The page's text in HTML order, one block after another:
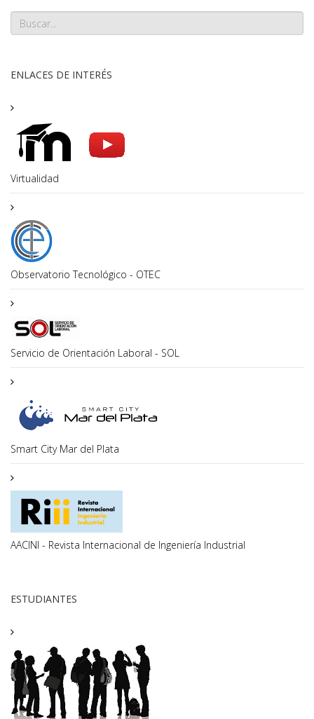
ENLACES DE INTERÉS
Virtualidad
Observatorio Tecnológico - OTEC
Servicio de Orientación Laboral - SOL
Smart City Mar del Plata
AACINI - Revista Internacional de Ingeniería Industrial
ESTUDIANTES